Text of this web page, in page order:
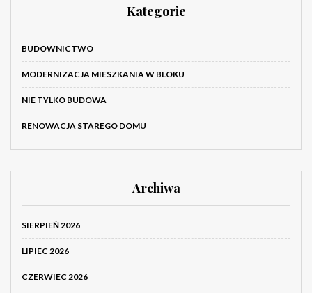
Kategorie
BUDOWNICTWO
MODERNIZACJA MIESZKANIA W BLOKU
NIE TYLKO BUDOWA
RENOWACJA STAREGO DOMU
Archiwa
SIERPIEŃ 2026
LIPIEC 2026
CZERWIEC 2026